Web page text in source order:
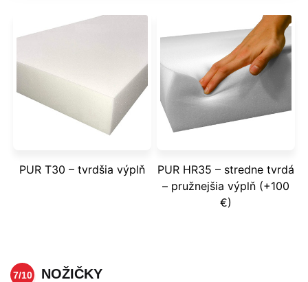
PUR T30 – tvrdšia výplň
PUR HR35 – stredne tvrdá
– pružnejšia výplň (+100
€)
7/10 NOŽIČKY